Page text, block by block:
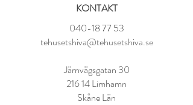
KONTAKT
040-18 77 53
tehusetshiva@tehusetshiva.se
Järnvägsgatan 30
216 14 Limhamn
Skåne Län